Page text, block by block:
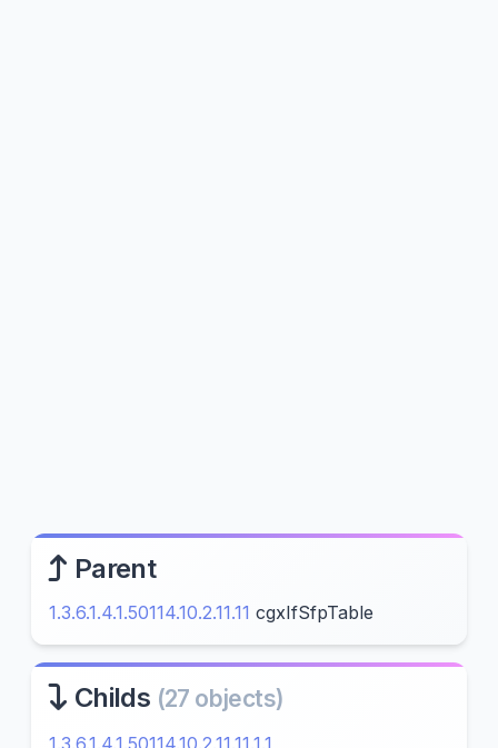
Parent
1.3.6.1.4.1.50114.10.2.11.11 cgxIfSfpTable
Childs (27 objects)
1.3.6.1.4.1.50114.10.2.11.11.1.1